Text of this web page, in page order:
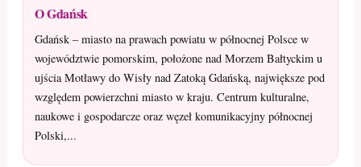
O Gdańsk
Gdańsk – miasto na prawach powiatu w północnej Polsce w
województwie pomorskim, położone nad Morzem Bałtyckim u
ujścia Motławy do Wisły nad Zatoką Gdańską, największe pod
względem powierzchni miasto w kraju. Centrum kulturalne,
naukowe i gospodarcze oraz węzeł komunikacyjny północnej
Polski,...